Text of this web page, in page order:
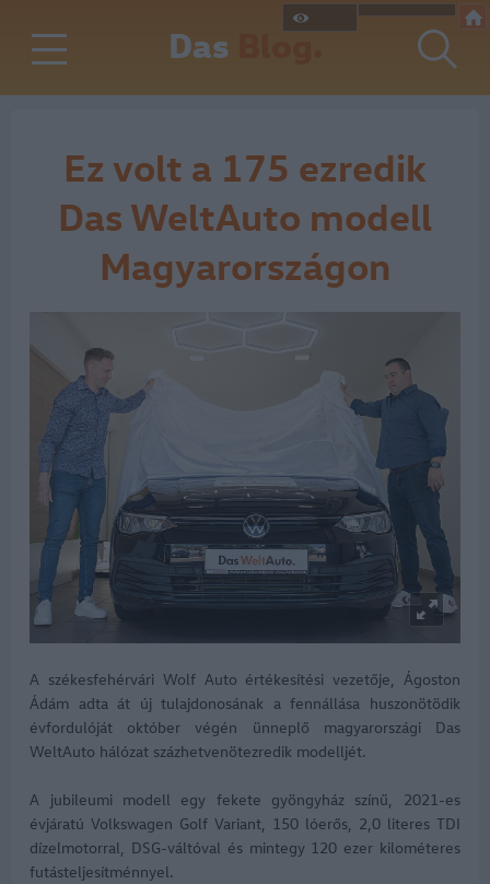
Das Blog.
Ez volt a 175 ezredik
Das WeltAuto modell
Magyarországon
A székesfehérvári Wolf Auto értékesítési vezetője, Ágoston
Ádám adta át új tulajdonosának a fennállása huszonötödik
évfordulóját október végén ünneplő magyarországi Das
WeltAuto hálózat százhetvenötezredik modelljét.
A jubileumi modell egy fekete gyöngyház színű, 2021-es
évjáratú Volkswagen Golf Variant, 150 lóerős, 2,0 literes TDI
dízelmotorral, DSG-váltóval és mintegy 120 ezer kilométeres
futásteljesítménnyel.